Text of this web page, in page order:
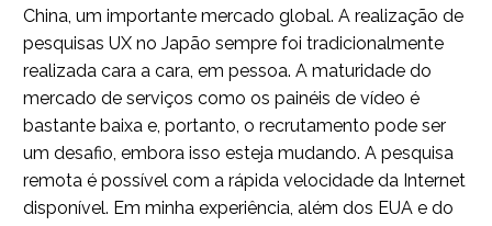
China, um importante mercado global. A realização de
pesquisas UX no Japão sempre foi tradicionalmente
realizada cara a cara, em pessoa. A maturidade do
mercado de serviços como os painéis de vídeo é
bastante baixa e, portanto, o recrutamento pode ser
um desafio, embora isso esteja mudando. A pesquisa
remota é possível com a rápida velocidade da Internet
disponível. Em minha experiência, além dos EUA e do